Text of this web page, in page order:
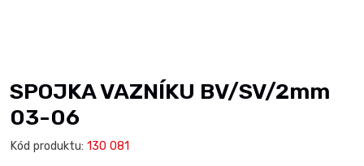
SPOJKA VAZNÍKU BV/SV/2mm
03-06
Kód produktu: 130 081